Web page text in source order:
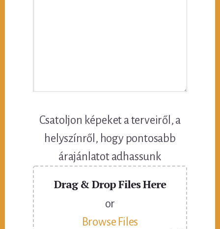
Csatoljon képeket a terveiről, a
helyszínről, hogy pontosabb
árajánlatot adhassunk
Drag & Drop Files Here
or
Browse Files